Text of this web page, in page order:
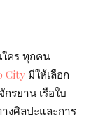
คร ทุกคน
City มีให้เลือก
รยาน เรือใบ
งศิลปะและการ